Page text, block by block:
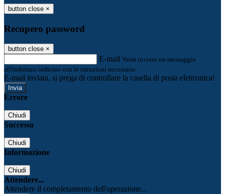
button close ×
Recupero password
button close ×
E-mail Verrà inviato un messaggio
all'indirizzo indicato con le istruzioni necessarie.
E-mail inviata, si prega di controllare la casella di posta elettronica!
Errore
Chiudi
Successo
Chiudi
Informazione
Chiudi
Attendere...
Attendere il completamento dell'operazione...